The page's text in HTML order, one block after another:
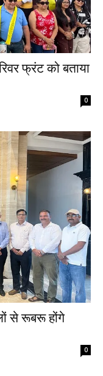
फ्रंट को बताया
0
से रूबरू होंगे
0